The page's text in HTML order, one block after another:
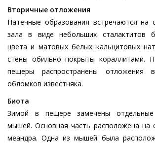
Вторичные отложения
Натечные образования встречаются на
зала в виде небольших сталактитов
цвета и матовых белых кальцитовых
стены обильно покрыты кораллитами.
пещеры распространены отложения
обломков известняка.
Биота
Зимой в пещере замечены
мышей. Основная часть расположена на
меандра. Одна из мышей была